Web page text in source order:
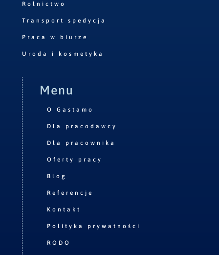
Rolnictwo
Transport spedycja
Praca w biurze
Uroda i kosmetyka
Menu
O Gastamo
Dla pracodawcy
Dla pracownika
Oferty pracy
Blog
Referencje
Kontakt
Polityka prywatności
RODO